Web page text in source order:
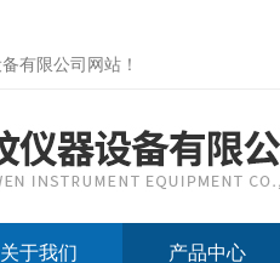
备有限公司网站 ！
关于我们 产品中心